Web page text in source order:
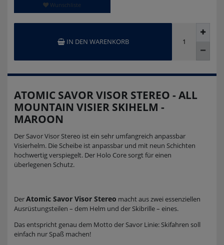
Wunschliste
IN DEN WARENKORB
ATOMIC SAVOR VISOR STEREO - ALL
MOUNTAIN VISIER SKIHELM -
MAROON
Der Savor Visor Stereo ist ein sehr umfangreich anpassbar
Visierhelm. Die Scheibe ist anpassbar und mit neun Schichten
hochwertig verspiegelt. Der Holo Core sorgt für einen
überlegenen Schutz.
DerAtomic Savor Visor Stereo macht aus zwei essenziellen
Ausrüstungsteilen – dem Helm und der Skibrille – eines.
Das entspricht genau dem Motto der Savor Linie: Skifahren soll
einfach nur Spaß machen!